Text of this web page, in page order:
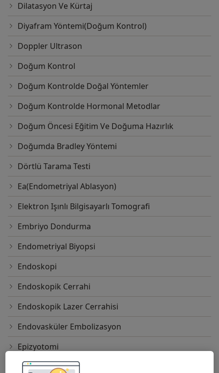
Dilatasyon Ve Kürtaj
Diyafram Yöntemi(Doğum Kontrol)
Doppler Ultrason
Doğum Kontrol
Doğum Kontrolde Doğal Yöntemler
Doğum Kontrolde Hormonal Metodlar
Doğum Öncesi Eğitim Ve Doğuma Hazırlık
Doğumda Bradley Yöntemi
Dörtlü Tarama Testi
Ea(Endometriyal Ablasyon)
Elektron Işınlı Bilgisayarlı Tomografi
Embriyo Dondurma
Endometriyal Biyopsi
Endoskopi
Endoskopik Cerrahi
Endoskopik Lazer Cerrahisi
Endovasküler Embolizasyon
Epizyotomi
Et(Hormon Replasman Tedavisi)